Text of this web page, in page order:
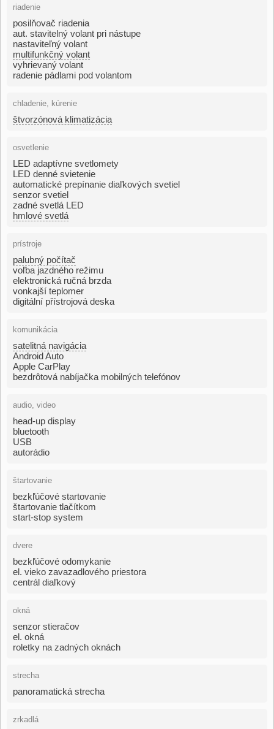
riadenie
posilňovač riadenia
aut. stavitelný volant pri nástupe
nastaviteľný volant
multifunkčný volant
vyhrievaný volant
radenie pádlami pod volantom
chladenie, kúrenie
štvorzónová klimatizácia
osvetlenie
LED adaptívne svetlomety
LED denné svietenie
automatické prepínanie diaľkových svetiel
senzor svetiel
zadné svetlá LED
hmlové svetlá
prístroje
palubný počítač
voľba jazdného režimu
elektronická ručná brzda
vonkajší teplomer
digitální přístrojová deska
komunikácia
satelitná navigácia
Android Auto
Apple CarPlay
bezdrôtová nabíjačka mobilných telefónov
audio, video
head-up display
bluetooth
USB
autorádio
štartovanie
bezkľúčové startovanie
štartovanie tlačítkom
start-stop system
dvere
bezkľúčové odomykanie
el. vieko zavazadlového priestora
centrál diaľkový
okná
senzor stieračov
el. okná
roletky na zadných oknách
strecha
panoramatická strecha
zrkadlá